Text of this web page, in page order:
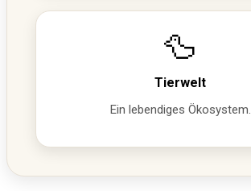
🦆
Tierwelt
Ein lebendiges Ökosystem.